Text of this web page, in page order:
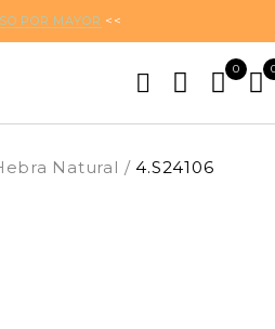
POR MAYOR <<
0
Natural / 4.S24106